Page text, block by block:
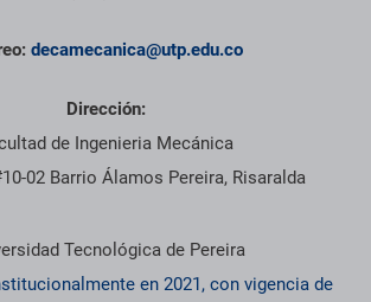
decamecanica@utp.edu.co
Dirección:
de Ingenieria Mecánica
02 Barrio Álamos Pereira, Risaralda
institucional
Tecnológica de Pereira
en 2021, con vigencia de